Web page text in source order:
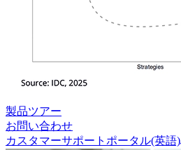
製品ツアー
お問い合わせ
カスタマーサポートポータル(英語)